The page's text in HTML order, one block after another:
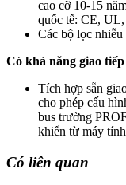
cao cỡ 10-15
quốc tế: CE,
Các bộ lọc
Có khả năng giao
Tích hợp sẵn
cho phép cấu
bus trường
khiển từ máy
Có liên quan